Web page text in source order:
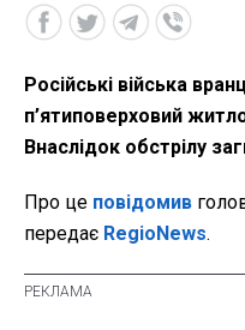
Російські війська
п’ятиповерховий
Внаслідок обстрілу
Про це повідомив
передає RegioNews.